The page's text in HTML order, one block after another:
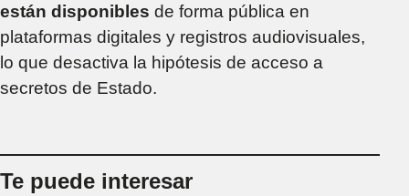
están disponibles de forma pública en
plataformas digitales y registros audiovisuales,
lo que desactiva la hipótesis de acceso a
secretos de Estado.
Te puede interesar